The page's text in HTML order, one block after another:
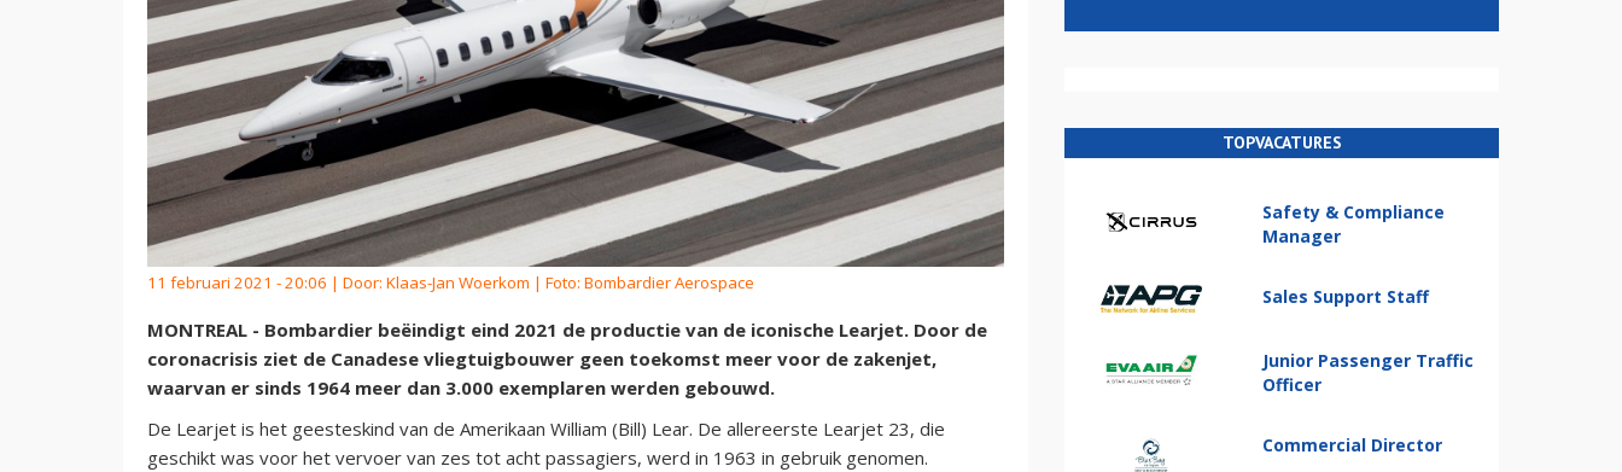
11 februari 2021 - 20:06 | Door: Klaas-Jan Woerkom | Foto: Bombardier Aerospace
MONTREAL - Bombardier beëindigt eind 2021 de productie van de iconische Learjet. Door de
coronacrisis ziet de Canadese vliegtuigbouwer geen toekomst meer voor de zakenjet,
waarvan er sinds 1964 meer dan 3.000 exemplaren werden gebouwd.
De Learjet is het geesteskind van de Amerikaan William (Bill) Lear. De allereerste Learjet 23, die
geschikt was voor het vervoer van zes tot acht passagiers, werd in 1963 in gebruik genomen.
TOPVACATURES
Safety & Compliance
Manager
Sales Support Staff
Junior Passenger Traffic
Officer
Commercial Director